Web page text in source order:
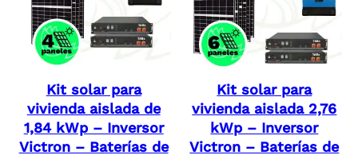
Kit solar para
vivienda aislada de
1,84 kWp – Inversor
Victron – Baterías de
Kit solar para
vivienda aislada 2,76
kWp – Inversor
Victron – Baterías de